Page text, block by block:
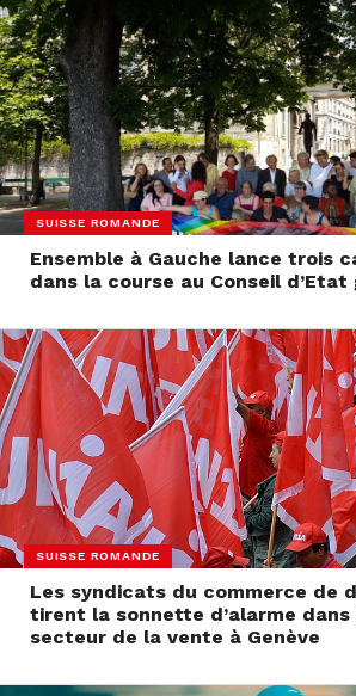
SUISSE ROMANDE
Ensemble à Gauche lance trois
dans la course au Conseil d’Etat
SUISSE ROMANDE
Les syndicats du commerce de
tirent la sonnette d’alarme dans
secteur de la vente à Genève